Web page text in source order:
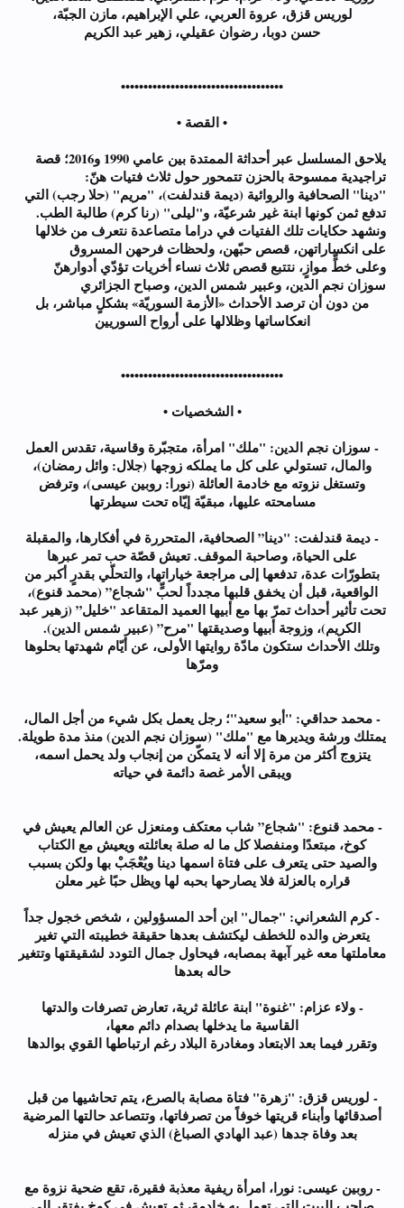
لوريس قزق، عروة العربي، علي الإبراهيم، مازن الجبّة،
حسن دوبا، رضوان عقيلي، زهير عبد الكريم
••••••••••••••••••••••••••••••••••••
• القصة •
يلاحق المسلسل عبر أحداثة الممتدة بين عامي 1990 و2016؛ قصة
تراجيدية ممسوحة بالحزن تتمحور حول ثلاث فتيات هنّ:
"دينا" الصحافية والروائية (ديمة قندلفت)، "مريم" (حلا رجب) التي
تدفع ثمن كونها ابنة غير شرعيّة، و"ليلى" (رنا كرم) طالبة الطب.
ونشهد حكايات تلك الفتيات في دراما متصاعدة نتعرف من خلالها
على انكساراتهن، قصص حبّهن، ولحظات فرحهن المسروق
وعلى خطٍّ موازٍ، نتتبع قصص ثلاث نساء أخريات تؤدّي أدوارهنّ
سوزان نجم الدين، وعبير شمس الدين، وصباح الجزائري
من دون أن ترصد الأحداث «الأزمة السوريّة» بشكلٍ مباشر، بل
انعكاساتها وظلالها على أرواح السوريين
••••••••••••••••••••••••••••••••••••
• الشخصيات •
- سوزان نجم الدين: "ملك" امرأة، متجبّرة وقاسية، تقدس العمل
والمال، تستولي على كل ما يملكه زوجها (جلال: وائل رمضان)،
وتستغل نزوته مع خادمة العائلة (نورا: روبين عيسى)، وترفض
مسامحته عليها، مبقيّة إيّاه تحت سيطرتها
- ديمة قندلفت: "دينا” الصحافية، المتحررة في أفكارها، والمقبلة
على الحياة، وصاحبة الموقف. تعيش قصّة حب تمر عبرها
بتطورّات عدة، تدفعها إلى مراجعة خياراتها، والتحلّي بقدرٍ أكبر من
الواقعية، قبل أن يخفق قلبها مجدداً لحبٍّ "شجاع” (محمد قنوع)،
تحت تأثير أحداث تمرّ بها مع أبيها العميد المتقاعد "خليل” (زهير عبد
الكريم)، وزوجة أبيها وصديقتها "مرح” (عبير شمس الدين).
وتلك الأحداث ستكون مادّة روايتها الأولى، عن أيّام شهدتها بحلوها
ومرّها
- محمد حداقي: "أبو سعيد"؛ رجل يعمل بكل شيء من أجل المال،
يمتلك ورشة ويديرها مع "ملك" (سوزان نجم الدين) منذ مدة طويلة.
يتزوج أكثر من مرة إلا أنه لا يتمكّن من إنجاب ولد يحمل اسمه،
ويبقى الأمر غصة دائمة في حياته
- محمد قنوع: "شجاع” شاب معتكف ومنعزل عن العالم يعيش في
كوخ، مبتعدًا ومنفصلا كل ما له صلة بعائلته ويعيش مع الكتاب
والصيد حتى يتعرف على فتاة اسمها دينا ويُعْجَبْ بها ولكن بسبب
قراره بالعزلة فلا يصارحها بحبه لها ويظل حبًا غير معلن
- كرم الشعراني: "جمال" ابن أحد المسؤولين ، شخص خجول جداً
يتعرض والده للخطف ليكتشف بعدها حقيقة خطيبته التي تغير
معاملتها معه غير آبهة بمصابه، فيحاول جمال التودد لشقيقتها وتتغير
حاله بعدها
- ولاء عزام: "غنوة" ابنة عائلة ثرية، تعارض تصرفات والدتها
القاسية ما يدخلها بصدام دائم معها،
وتقرر فيما بعد الابتعاد ومغادرة البلاد رغم ارتباطها القوي بوالدها
- لوريس قزق: "زهرة" فتاة مصابة بالصرع، يتم تحاشيها من قبل
أصدقائها وأبناء قريتها خوفاً من تصرفاتها، وتتصاعد حالتها المرضية
بعد وفاة جدها (عبد الهادي الصباغ) الذي تعيش في منزله
- روبين عيسى: نورا، امرأة ريفية معذبة فقيرة، تقع ضحية نزوة مع